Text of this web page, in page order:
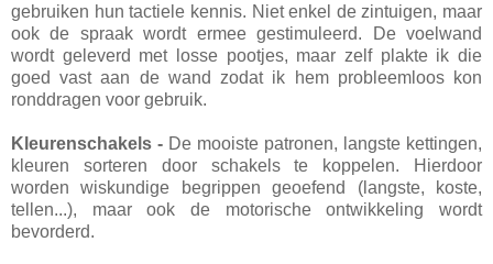
gebruiken hun tactiele kennis. Niet enkel de zintuigen, maar
ook de spraak wordt ermee gestimuleerd. De voelwand
wordt geleverd met losse pootjes, maar zelf plakte ik die
goed vast aan de wand zodat ik hem probleemloos kon
ronddragen voor gebruik.
Kleurenschakels - De mooiste patronen, langste kettingen,
kleuren sorteren door schakels te koppelen. Hierdoor
worden wiskundige begrippen geoefend (langste, koste,
tellen...), maar ook de motorische ontwikkeling wordt
bevorderd.